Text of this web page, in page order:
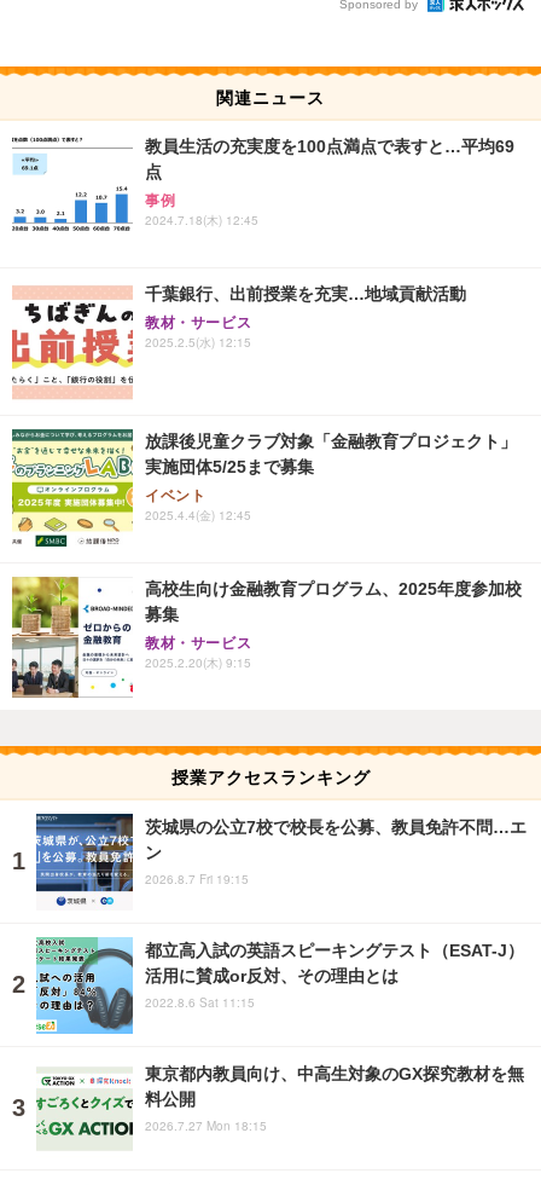
Sponsored by
関連ニュース
教員生活の充実度を100点満点で表すと…平均69
点
事例
2024.7.18(木) 12:45
千葉銀行、出前授業を充実…地域貢献活動
教材・サービス
2025.2.5(水) 12:15
放課後児童クラブ対象「金融教育プロジェクト」
実施団体5/25まで募集
イベント
2025.4.4(金) 12:45
高校生向け金融教育プログラム、2025年度参加校
募集
教材・サービス
2025.2.20(木) 9:15
授業アクセスランキング
茨城県の公立7校で校長を公募、教員免許不問…エ
ン
2026.8.7 Fri 19:15
都立高入試の英語スピーキングテスト（ESAT-J）
活用に賛成or反対、その理由とは
2022.8.6 Sat 11:15
東京都内教員向け、中高生対象のGX探究教材を無
料公開
2026.7.27 Mon 18:15